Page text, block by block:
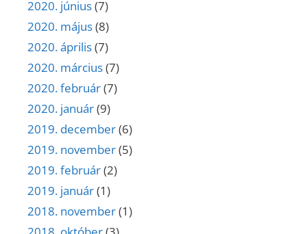
2020. június(7)
2020. május(8)
2020. április(7)
2020. március(7)
2020. február(7)
2020. január(9)
2019. december(6)
2019. november(5)
2019. február(2)
2019. január(1)
2018. november(1)